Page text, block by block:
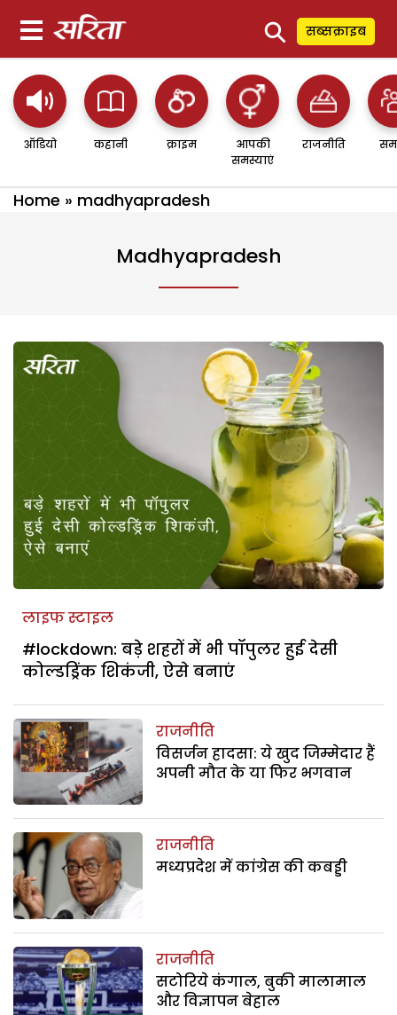
⚲ सब्सक्राइब
ऑडियो कहानी क्राइम
आपकी
समस्याएं
राजनीति
Home » madhyapradesh
Madhyapradesh
लाइफ स्टाइल
#lockdown: बड़े शहरों में भी पॉपुलर हुई देसी
कोल्डड्रिंक शिकंजी, ऐसे बनाएं
राजनीति
विसर्जन हादसा: ये खुद जिम्मेदार हैं
अपनी मौत के या फिर भगवान
राजनीति
मध्यप्रदेश में कांग्रेस की कबड्डी
राजनीति
सटोरिये कंगाल, बुकी मालामाल
और विज्ञापन बेहाल